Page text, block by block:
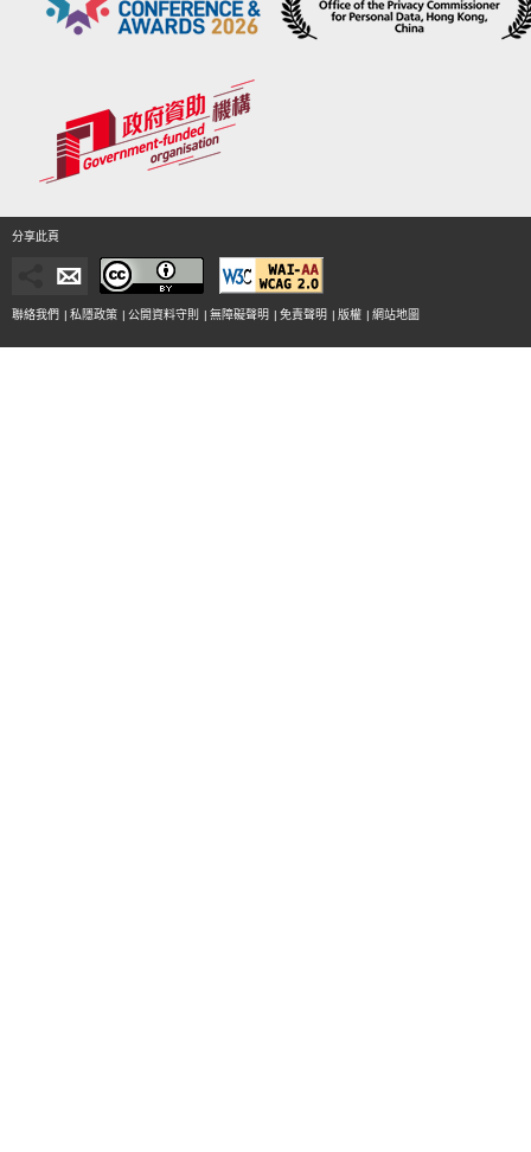
分享此頁
聯絡我們 | 私隱政策 | 公開資料守則 | 無障礙聲明 | 免責聲明 | 版權 | 網站地圖